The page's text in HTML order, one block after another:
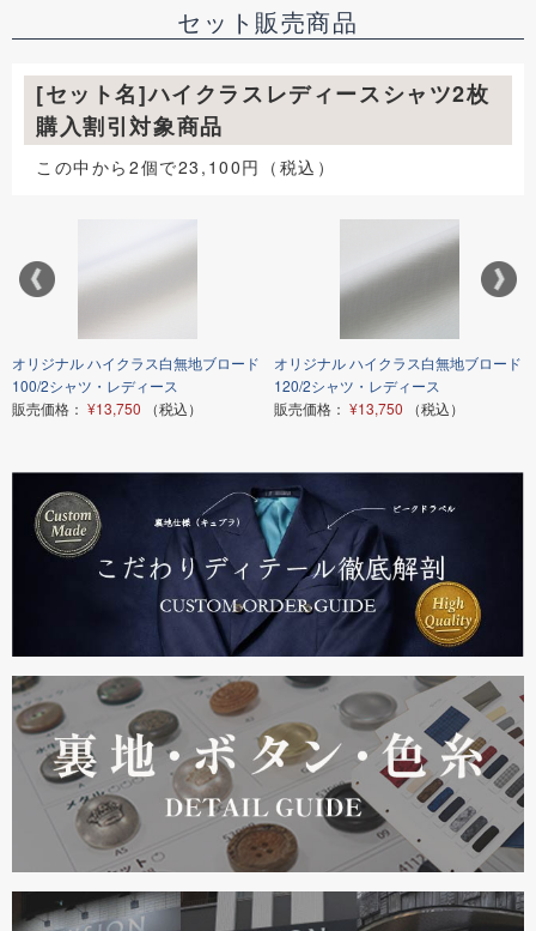
セット販売商品
[セット名]ハイクラスレディースシャツ2枚
購入割引対象商品
この中から2個で23,100円（税込）
オリジナル ハイクラス白無地ブロード
100/2シャツ・レディース
販売価格： ¥13,750 （税込）
オリジナル ハイクラス白無地ブロード
120/2シャツ・レディース
販売価格： ¥13,750 （税込）